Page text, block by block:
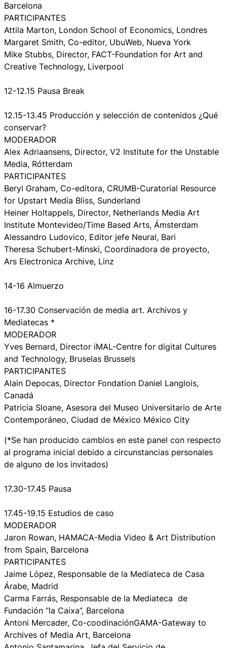
Barcelona
PARTICIPANTES
Attila Marton, London School of Economics, Londres
Margaret Smith, Co-editor, UbuWeb, Nueva York
Mike Stubbs, Director, FACT-Foundation for Art and
Creative Technology, Liverpool
12-12.15 Pausa Break
12.15-13.45 Producción y selección de contenidos ¿Qué
conservar?
MODERADOR
Alex Adriaansens, Director, V2 Institute for the Unstable
Media, Rótterdam
PARTICIPANTES
Beryl Graham, Co-editora, CRUMB-Curatorial Resource
for Upstart Media Bliss, Sunderland
Heiner Holtappels, Director, Netherlands Media Art
Institute Montevideo/Time Based Arts, Ámsterdam
Alessandro Ludovico, Editor jefe Neural, Bari
Theresa Schubert-Minski, Coordinadora de proyecto,
Ars Electronica Archive, Linz
14-16 Almuerzo
16-17.30 Conservación de media art. Archivos y
Mediatecas *
MODERADOR
Yves Bernard, Director iMAL-Centre for digital Cultures
and Technology, Bruselas Brussels
PARTICIPANTES
Alain Depocas, Director Fondation Daniel Langlois,
Canadá
Patricia Sloane, Asesora del Museo Universitario de Arte
Contemporáneo, Ciudad de México México City
(*Se han producido cambios en este panel con respecto
al programa inicial debido a circunstancias personales
de alguno de los invitados)
17.30-17.45 Pausa
17.45-19.15 Estudios de caso
MODERADOR
Jaron Rowan, HAMACA-Media Video & Art Distribution
from Spain, Barcelona
PARTICIPANTES
Jaime López, Responsable de la Mediateca de Casa
Árabe, Madrid
Carma Farrás, Responsable de la Mediateca de
Fundación “la Caixa”, Barcelona
Antoni Mercader, Co-coodinaciónGAMA-Gateway to
Archives of Media Art, Barcelona